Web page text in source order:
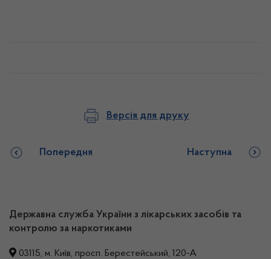
Версія для друку
Попередня Наступна
Державна служба України з лікарських засобів та
контролю за наркотиками
03115, м. Київ, просп. Берестейський, 120-А